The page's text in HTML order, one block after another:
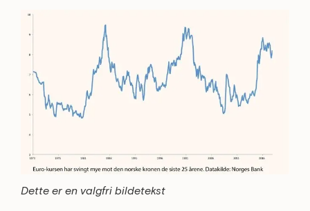
Dette er en valgfri bildetekst